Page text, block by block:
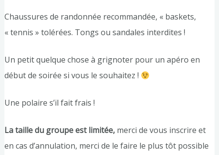
Chaussures de randonnée recommandée, « baskets,
« tennis » tolérées. Tongs ou sandales interdites !
Un petit quelque chose à grignoter pour un apéro en
début de soirée si vous le souhaitez !
Une polaire s’il fait frais !
La taille du groupe est limitée, merci de vous inscrire et
en cas d’annulation, merci de le faire le plus tôt possible